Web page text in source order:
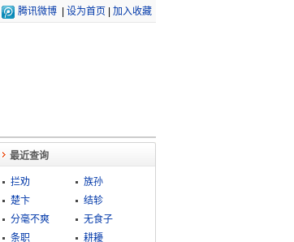
腾讯微博 设为首页 加入收藏
最近查询
拦劝
族孙
楚卞
结轸
分毫不爽
无食子
条职
耕耰